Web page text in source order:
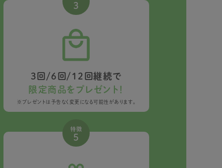
3
3回/6回/12回継続で
限定商品をプレゼント！
※プレゼントは予告なく変更になる可能性があります。
特徴
5